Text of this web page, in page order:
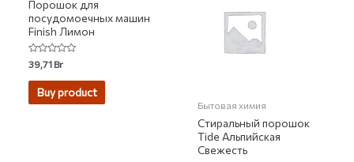
Порошок для
посудомоечных машин
Finish Лимон
Rated
0
out
39,71Br
Buy product
Бытовая химия
Стиральный порошок
Tide Альпийская
Свежесть